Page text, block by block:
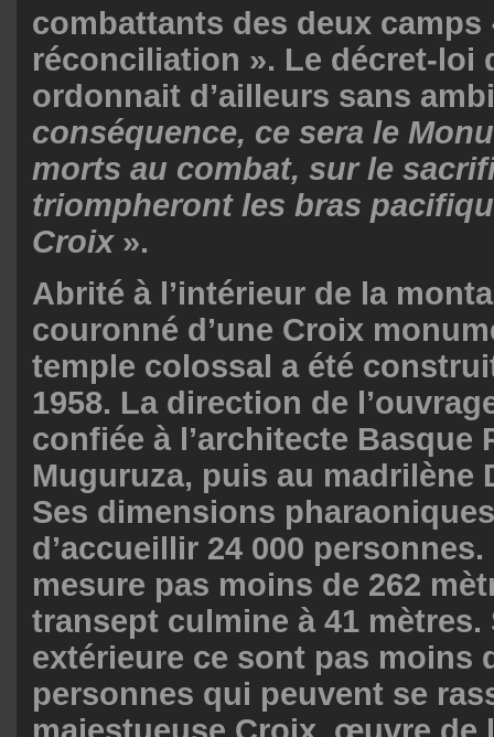
combattants des deux camps
réconciliation ». Le décret-loi
ordonnait d’ailleurs sans
conséquence, ce sera le
morts au combat, sur le
triompheront les bras
Croix».
Abrité à l’intérieur de la
couronné d’une Croix
temple colossal a été
1958. La direction de
confiée à l’architecte Basque
Muguruza, puis au madrilène
Ses dimensions
d’accueillir 24 000
mesure pas moins de 262
transept culmine à 41 mètres.
extérieure ce sont pas moins
personnes qui peuvent se